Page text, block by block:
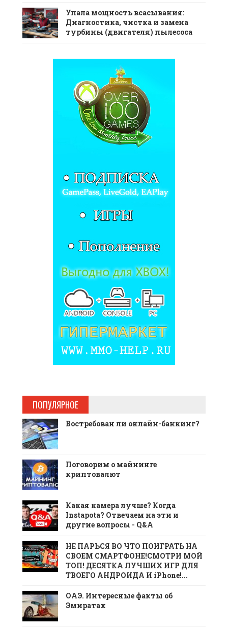
Упала мощность всасывания:
Диагностика, чистка и замена
турбины (двигателя) пылесоса
ПОПУЛЯРНОЕ
Востребован ли онлайн-банкинг?
Поговорим о майнинге
криптовалют
Какая камера лучше? Когда
Instapota? Отвечаем на эти и
другие вопросы - Q&A
НЕ ПАРЬСЯ ВО ЧТО ПОИГРАТЬ НА
СВОЕМ СМАРТФОНЕ!СМОТРИ МОЙ
ТОП! ДЕСЯТКА ЛУЧШИХ ИГР ДЛЯ
ТВОЕГО АНДРОИДА И iPhone!...
ОАЭ. Интересные факты об
Эмиратах